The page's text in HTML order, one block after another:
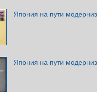
Япония на пути
Япония на пути